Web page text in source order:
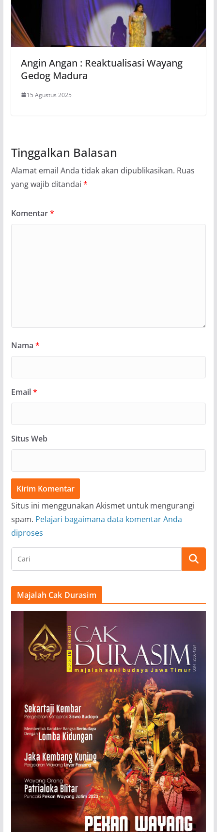
Angin Angan : Reaktualisasi Wayang
Gedog Madura
15 Agustus 2025
Tinggalkan Balasan
Alamat email Anda tidak akan dipublikasikan. Ruas
yang wajib ditandai *
Komentar*
Nama *
Email*
Situs Web
Situs ini menggunakan Akismet untuk mengurangi
spam. Pelajari bagaimana data komentar Anda
diproses
Majalah Cak Durasim